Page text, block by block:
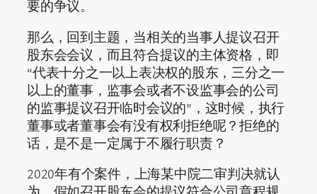
要的争议。
那么，回到主题，当相关的当事人提议召开
股东会会议，而且符合提议的主体资格，即
“代表十分之一以上表决权的股东，三分之一
以上的董事，监事会或者不设监事会的公司
的监事提议召开临时会议的”，这时候，执行
董事或者董事会有没有权利拒绝呢？拒绝的
话，是不是一定属于不履行职责？
2020年有个案件，上海某中院二审判决就认